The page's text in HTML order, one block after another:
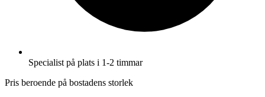
Specialist på plats i 1-2 timmar
Pris beroende på bostadens storlek